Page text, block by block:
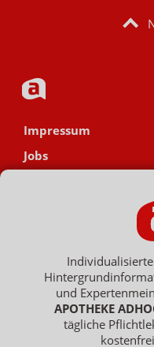
Impressum
Jobs
Hinweisgebersystem
Vertrag widerrufen
Copyright © 2007 - 2026 ,
und
APOTHEKE
tägliche